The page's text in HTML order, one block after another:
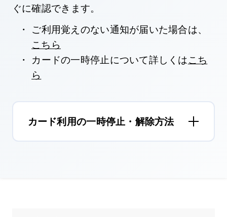
ぐに確認できます。
ご利用覚えのない通知が届いた場合は、
こちら
カードの一時停止について詳しくはこち
ら
カード利用の一時停止・解除方法